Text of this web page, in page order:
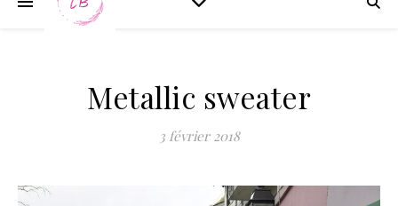
Metallic sweater
3 février 2018